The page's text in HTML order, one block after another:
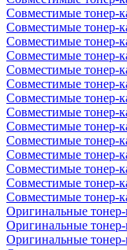
Совместимые тонер-
Совместимые тонер-
Совместимые тонер-
Совместимые тонер-
Совместимые тонер-
Совместимые тонер-
Совместимые тонер-
Совместимые тонер-
Совместимые тонер-
Совместимые тонер-
Совместимые тонер-
Совместимые
Совместимые тонер-
Совместимые тонер-
Оригинальные
Оригинальные
Оригинальные